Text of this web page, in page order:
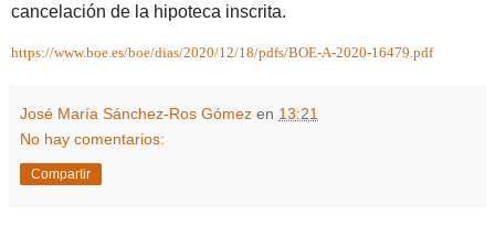
cancelación de la hipoteca inscrita.
https://www.boe.es/boe/dias/2020/12/18/pdfs/BOE-A-2020-16479.pdf
José María Sánchez-Ros Gómez en 13:21
No hay comentarios:
Compartir